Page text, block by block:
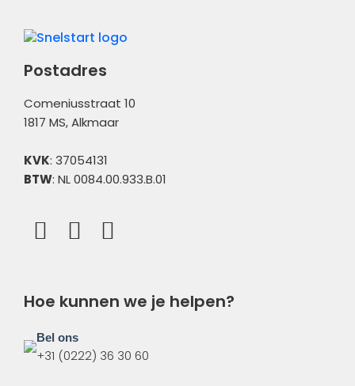
Postadres
Comeniusstraat 10
1817 MS, Alkmaar
KVK: 37054131
BTW: NL 0084.00.933.B.01
Hoe kunnen we je helpen?
Bel ons
+31 (0222) 36 30 60